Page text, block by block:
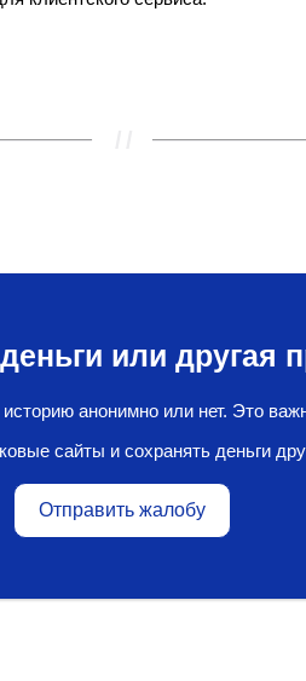
или другая
анонимно или нет. Это
сайты и сохранять деньги
Отправить жалобу